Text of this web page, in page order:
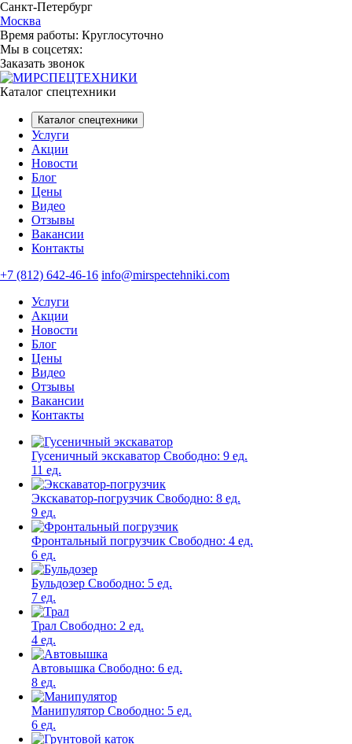
Санкт-Петербург
Москва
Время работы: Круглосуточно
Мы в соцсетях:
Заказать звонок
Каталог спецтехники
Каталог спецтехники
Услуги
Акции
Новости
Блог
Цены
Видео
Отзывы
Вакансии
Контакты
+7 (812) 642-46-16 info@mirspectehniki.com
Услуги
Акции
Новости
Блог
Цены
Видео
Отзывы
Вакансии
Контакты
Гусеничный экскаватор Свободно: 9 ед.
11 ед.
Экскаватор-погрузчик Свободно: 8 ед.
9 ед.
Фронтальный погрузчик Свободно: 4 ед.
6 ед.
Бульдозер Свободно: 5 ед.
7 ед.
Трал Свободно: 2 ед.
4 ед.
Автовышка Свободно: 6 ед.
8 ед.
Манипулятор Свободно: 5 ед.
6 ед.